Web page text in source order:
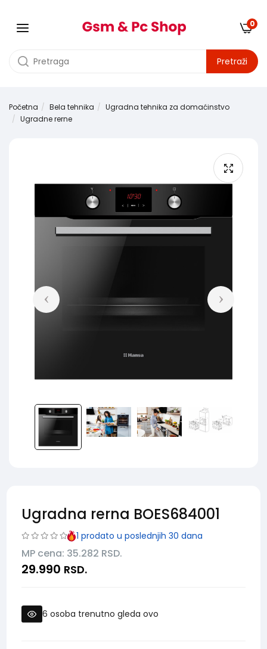
Pretraži
0
Početna Bela tehnika
Ugradna tehnika za domaćinstvo
Ugradne rerne
Ugradna rerna BOES684001
1 prodato u poslednjih 30 dana
MP cena: 35.282 RSD.
29.990 RSD.
6 osoba trenutno gleda ovo